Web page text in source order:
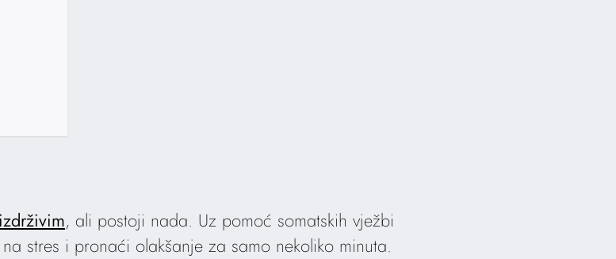
, ali postoji nada. Uz pomoć somatskih vježbi
stres i pronaći olakšanje za samo nekoliko minuta.